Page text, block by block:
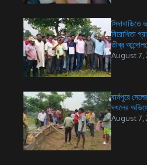
সিদাবাড়িতে
বিরোধিতা
তীব্র
August 7,
বার্নপুরে
দখলের
August 7,